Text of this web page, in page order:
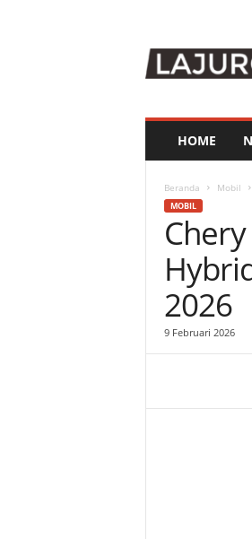
u
HOME
Beranda Mobil
MOBIL
2026
9 Februari 2026